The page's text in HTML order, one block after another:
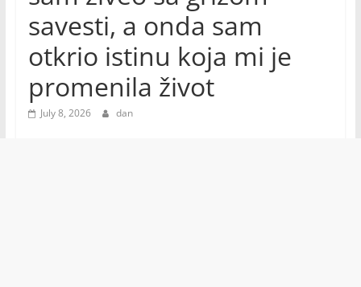
savesti, a onda sam
otkrio istinu koja mi je
promenila život
July 8, 2026 dan